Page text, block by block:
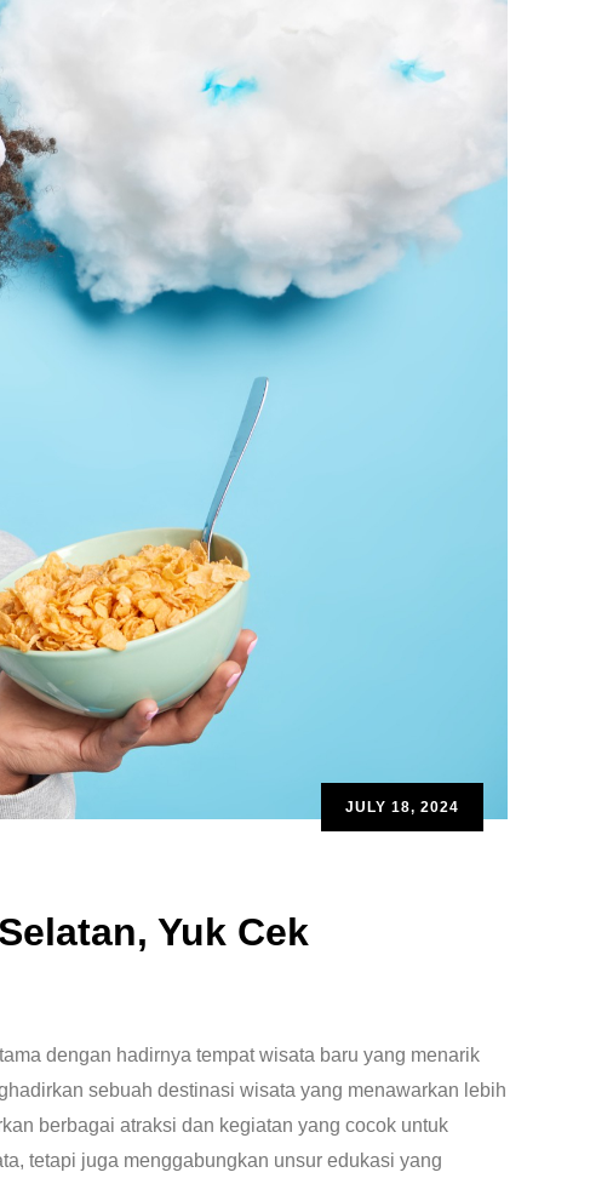
JULY 18, 2024
Yuk Cek
dengan hadirnya tempat wisata baru yang menarik
sebuah destinasi wisata yang menawarkan lebih
berbagai atraksi dan kegiatan yang cocok untuk
tetapi juga menggabungkan unsur edukasi yang